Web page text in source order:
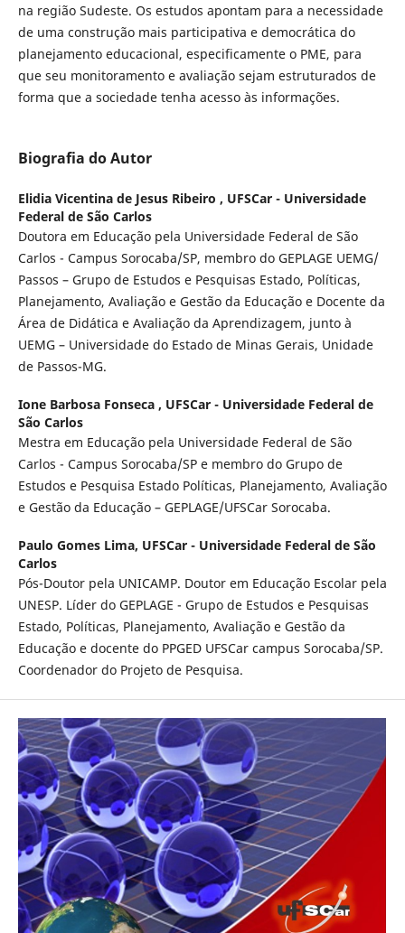
na região Sudeste. Os estudos apontam para a necessidade
de uma construção mais participativa e democrática do
planejamento educacional, especificamente o PME, para
que seu monitoramento e avaliação sejam estruturados de
forma que a sociedade tenha acesso às informações.
Biografia do Autor
Elidia Vicentina de Jesus Ribeiro , UFSCar - Universidade
Federal de São Carlos
Doutora em Educação pela Universidade Federal de São
Carlos - Campus Sorocaba/SP, membro do GEPLAGE UEMG/
Passos – Grupo de Estudos e Pesquisas Estado, Políticas,
Planejamento, Avaliação e Gestão da Educação e Docente da
Área de Didática e Avaliação da Aprendizagem, junto à
UEMG – Universidade do Estado de Minas Gerais, Unidade
de Passos-MG.
Ione Barbosa Fonseca , UFSCar - Universidade Federal de
São Carlos
Mestra em Educação pela Universidade Federal de São
Carlos - Campus Sorocaba/SP e membro do Grupo de
Estudos e Pesquisa Estado Políticas, Planejamento, Avaliação
e Gestão da Educação – GEPLAGE/UFSCar Sorocaba.
Paulo Gomes Lima, UFSCar - Universidade Federal de São
Carlos
Pós-Doutor pela UNICAMP. Doutor em Educação Escolar pela
UNESP. Líder do GEPLAGE - Grupo de Estudos e Pesquisas
Estado, Políticas, Planejamento, Avaliação e Gestão da
Educação e docente do PPGED UFSCar campus Sorocaba/SP.
Coordenador do Projeto de Pesquisa.